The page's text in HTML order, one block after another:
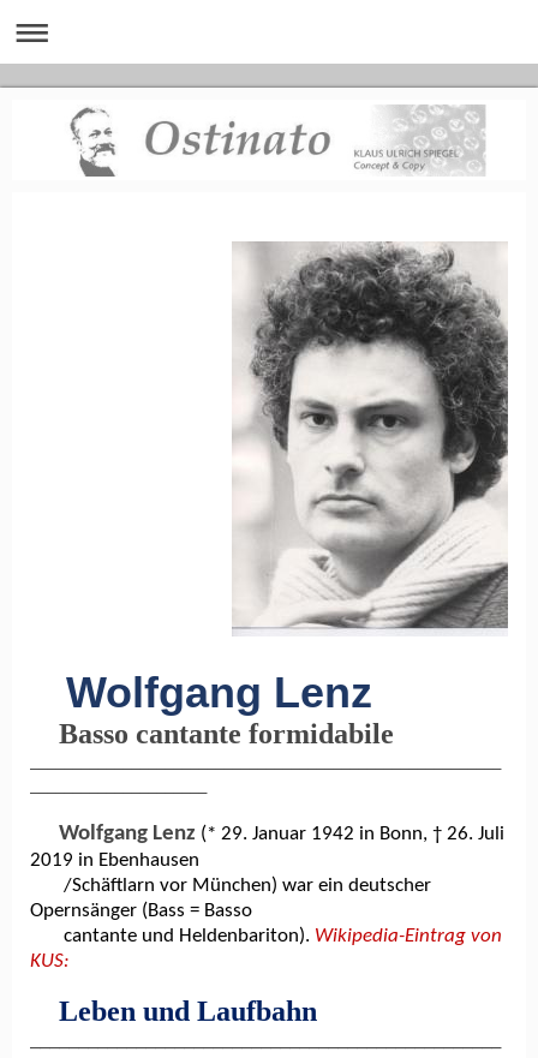
Wolfgang Lenz
Basso cantante formidabile
Wolfgang Lenz (* 29. Januar 1942 in Bonn, † 26. Juli
2019 in Ebenhausen
/Schäftlarn vor München) war ein deutscher
Opernsänger (Bass = Basso
cantante und Heldenbariton). Wikipedia-Eintrag von
KUS:
Leben und Laufbahn